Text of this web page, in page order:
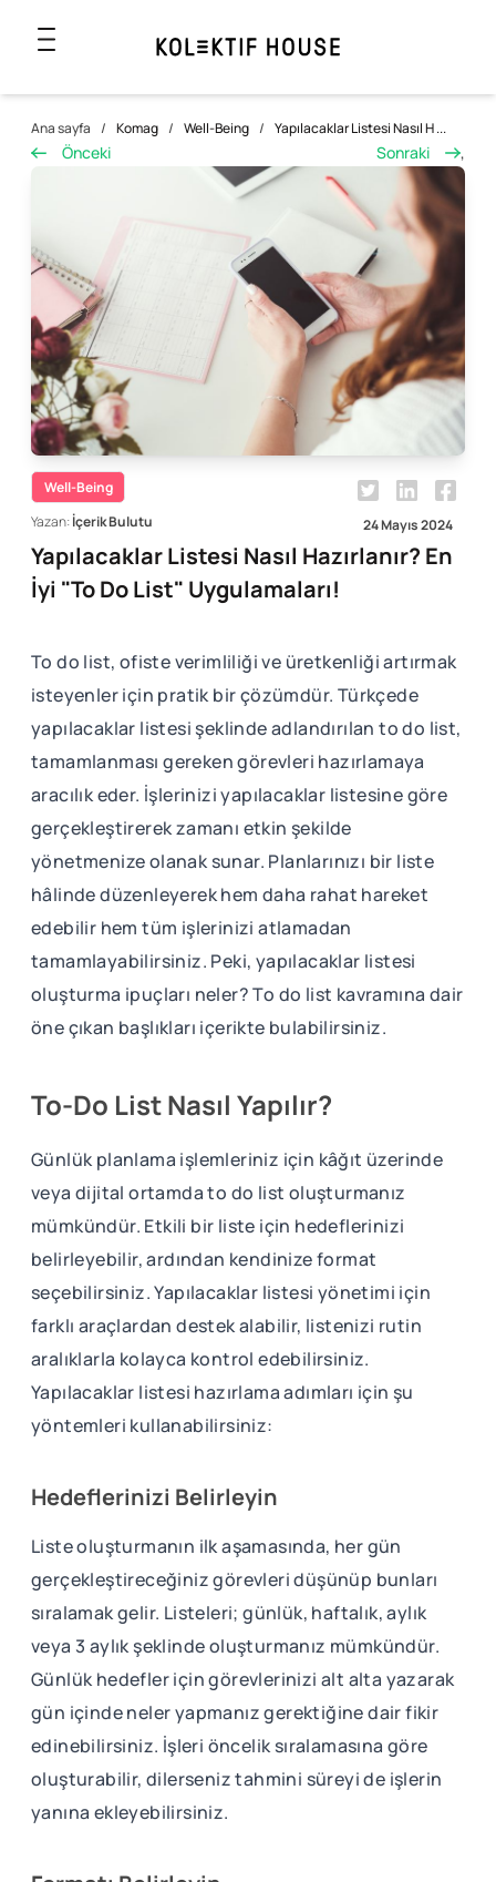
Ana sayfa / Komag / Well-Being / Yapılacaklar Listesi Nasıl H ...
Önceki Sonraki ,
Well-Being
Yazan:İçerik Bulutu 24 Mayıs 2024
Yapılacaklar Listesi Nasıl Hazırlanır? En
İyi "To Do List" Uygulamaları!
To do list, ofiste verimliliği ve üretkenliği artırmak
isteyenler için pratik bir çözümdür. Türkçede
yapılacaklar listesi şeklinde adlandırılan to do list,
tamamlanması gereken görevleri hazırlamaya
aracılık eder. İşlerinizi yapılacaklar listesine göre
gerçekleştirerek zamanı etkin şekilde
yönetmenize olanak sunar. Planlarınızı bir liste
hâlinde düzenleyerek hem daha rahat hareket
edebilir hem tüm işlerinizi atlamadan
tamamlayabilirsiniz. Peki, yapılacaklar listesi
oluşturma ipuçları neler? To do list kavramına dair
öne çıkan başlıkları içerikte bulabilirsiniz.
To-Do List Nasıl Yapılır?
Günlük planlama işlemleriniz için kâğıt üzerinde
veya dijital ortamda to do list oluşturmanız
mümkündür. Etkili bir liste için hedeflerinizi
belirleyebilir, ardından kendinize format
seçebilirsiniz. Yapılacaklar listesi yönetimi için
farklı araçlardan destek alabilir, listenizi rutin
aralıklarla kolayca kontrol edebilirsiniz.
Yapılacaklar listesi hazırlama adımları için şu
yöntemleri kullanabilirsiniz:
Hedeflerinizi Belirleyin
Liste oluşturmanın ilk aşamasında, her gün
gerçekleştireceğiniz görevleri düşünüp bunları
sıralamak gelir. Listeleri; günlük, haftalık, aylık
veya 3 aylık şeklinde oluşturmanız mümkündür.
Günlük hedefler için görevlerinizi alt alta yazarak
gün içinde neler yapmanız gerektiğine dair fikir
edinebilirsiniz. İşleri öncelik sıralamasına göre
oluşturabilir, dilerseniz tahmini süreyi de işlerin
yanına ekleyebilirsiniz.